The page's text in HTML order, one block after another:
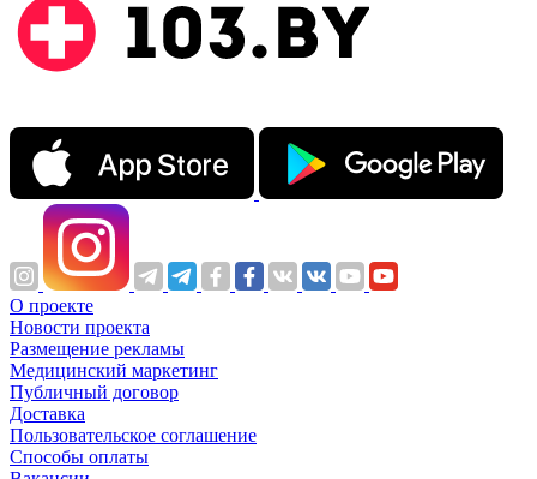
О проекте
Новости проекта
Размещение рекламы
Медицинский маркетинг
Публичный договор
Доставка
Пользовательское соглашение
Способы оплаты